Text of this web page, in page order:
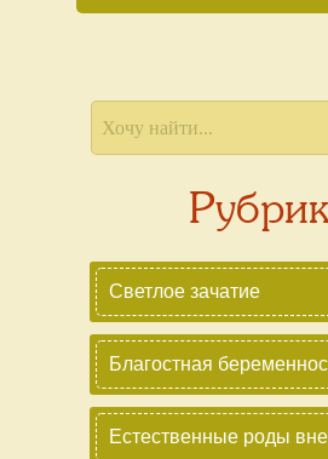
Светлое зачатие
Благостная
Естественные роды